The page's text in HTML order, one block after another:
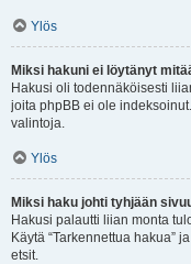
Ylös
Miksi hakuni ei löytänyt
Hakusi oli todennäköisesti
joita phpBB ei ole
valintoja.
Ylös
Miksi haku johti tyhjään
Hakusi palautti liian monta
Käytä “Tarkennettua hakua”
etsit.